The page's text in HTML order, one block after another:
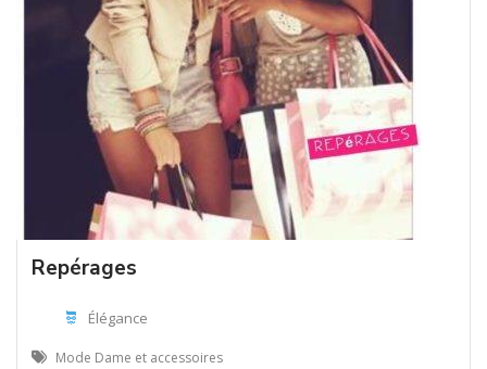
Repérages
Élégance
Mode Dame et accessoires